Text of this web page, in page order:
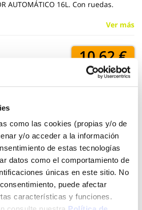
como las cookies (propias y/o de
y/o acceder a la información
de estas tecnologías
datos como el comportamiento de
únicas en este sitio. No
puede afectar
características y funciones.
AUTOMÁTICO 16L. Con ruedas.
Ver más
10,62 €
gratis
Envío a domicilio:
5 días hábiles
+ INFO